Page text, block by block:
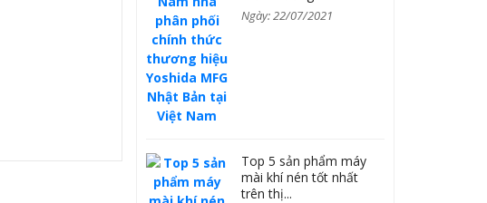
Ngày: 22/07/2021
Top 5 sản phẩm máy
mài khí nén tốt nhất
trên thị...